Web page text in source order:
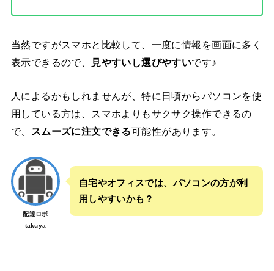
当然ですがスマホと比較して、一度に情報を画面に多く
表示できるので、
見やすいし選びやすいです♪
人によるかもしれませんが、特に日頃からパソコンを使
用している方は、スマホよりもサクサク操作できるの
で、
スムーズに注文できる可能性があります。
配達ロボ
takuya
自宅やオフィスでは、パソコンの方が利
用しやすいかも？